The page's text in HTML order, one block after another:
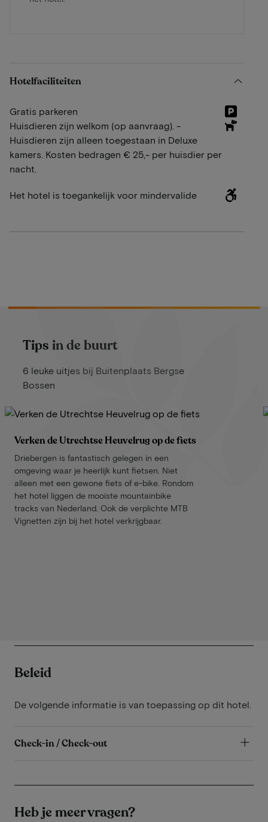
Hotelfaciliteiten
Gratis parkeren
Huisdieren zijn welkom (op aanvraag). -
Huisdieren zijn alleen toegestaan in Deluxe
kamers. Kosten bedragen € 25,- per huisdier per
nacht.
Het hotel is toegankelijk voor mindervalide
Tips in de buurt
6 leuke uitjes bij Buitenplaats Bergse
Bossen
Verken de Utrechtse Heuvelrug op de fiets
Driebergen is fantastisch gelegen in een
omgeving waar je heerlijk kunt fietsen. Niet
alleen met een gewone fiets of e-bike. Rondom
het hotel liggen de mooiste mountainbike
tracks van Nederland. Ook de verplichte MTB
Vignetten zijn bij het hotel verkrijgbaar.
Beleid
De volgende informatie is van toepassing op dit hotel.
Check-in / Check-out
Heb je meer vragen?